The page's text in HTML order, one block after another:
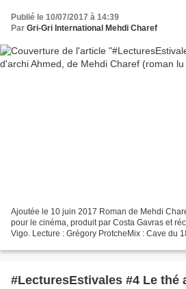
Publié le 10/07/2017 à 14:39
Par Gri-Gri International Mehdi Charef
Ajoutée le 10 juin 2017 Roman de Mehdi
pour le cinéma, produit par Costa Gavras et
Vigo. Lecture : Grégory ProtcheMix : Cave du
#LecturesEstivales #4 Le thé